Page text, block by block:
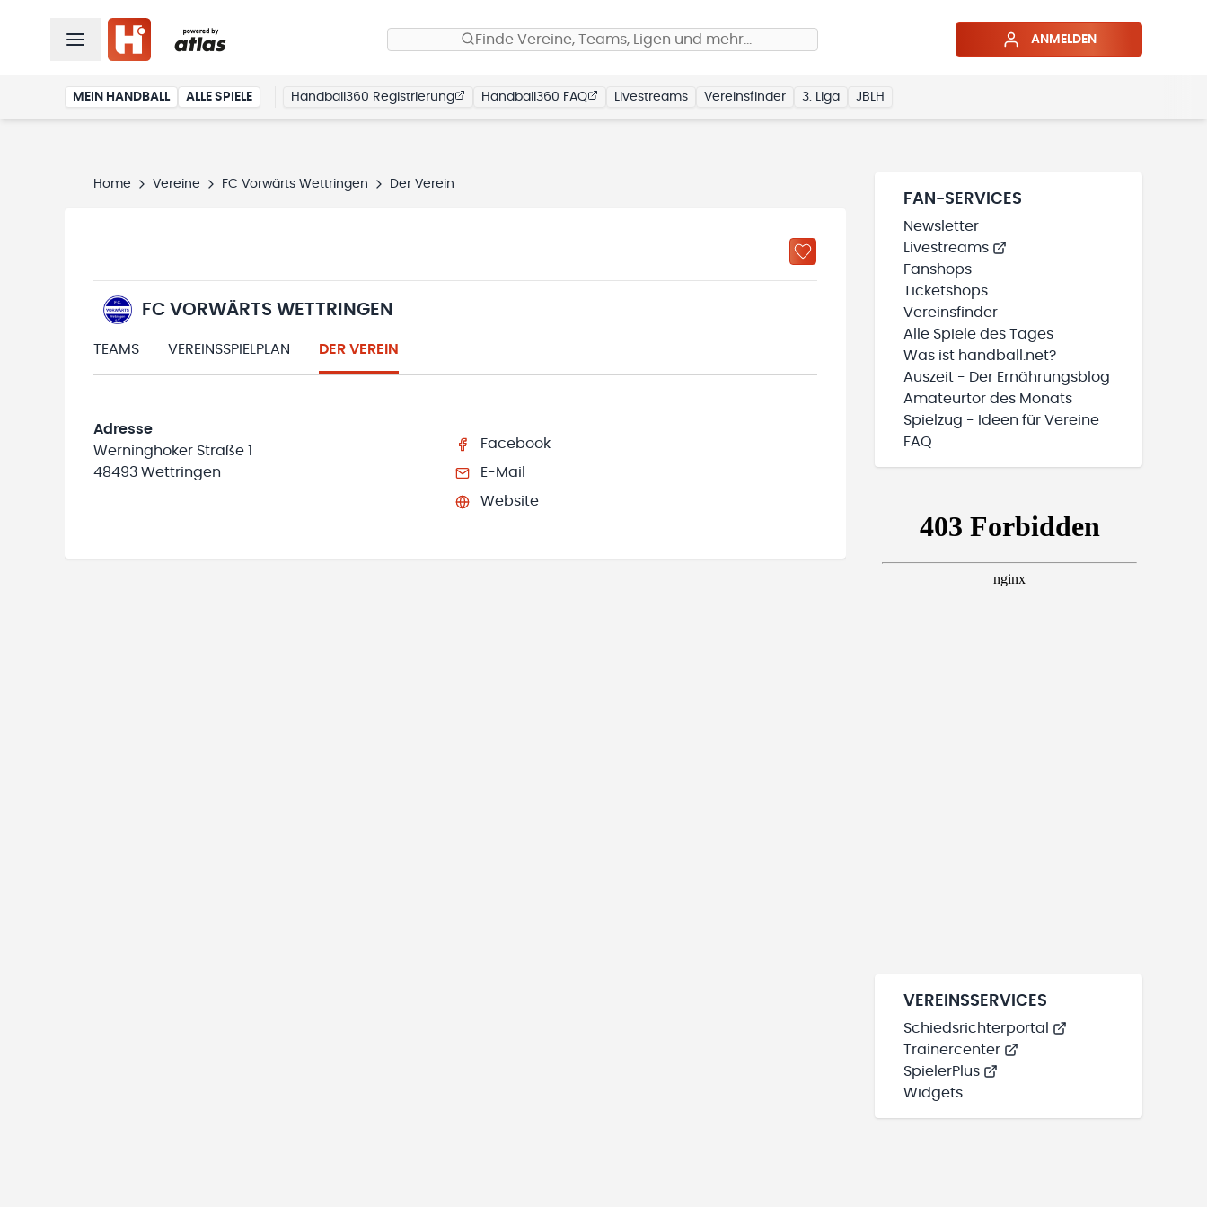
Finde Vereine, Teams, Ligen und mehr… ANMELDEN
MEIN HANDBALL ALLE SPIELE Handball360 Registrierung Handball360 FAQ Livestreams Vereinsfinder 3. Liga JBLH
Home Vereine FC Vorwärts Wettringen Der Verein
FC VORWÄRTS WETTRINGEN
TEAMS VEREINSSPIELPLAN DER VEREIN
Adresse
Werninghoker Straße 1
48493 Wettringen
Facebook
E-Mail
Website
FAN-SERVICES
Newsletter
Livestreams
Fanshops
Ticketshops
Vereinsfinder
Alle Spiele des Tages
Was ist handball.net?
Auszeit - Der Ernährungsblog
Amateurtor des Monats
Spielzug - Ideen für Vereine
FAQ
VEREINSSERVICES
Schiedsrichterportal
Trainercenter
SpielerPlus
Widgets